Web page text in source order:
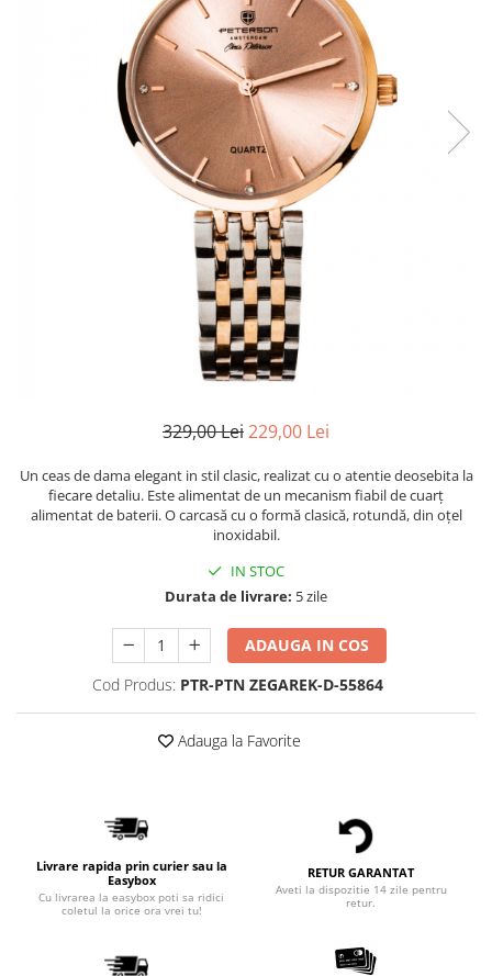
329,00 Lei229,00 Lei
Un ceas de dama elegant in stil clasic, realizat cu o atentie deosebita la
fiecare detaliu. Este alimentat de un mecanism fiabil de cuarț
alimentat de baterii. O carcasă cu o formă clasică, rotundă, din oțel
inoxidabil.
IN STOC
Durata de livrare: 5 zile
ADAUGA IN COS
Cod Produs: PTR-PTN ZEGAREK-D-55864
Adauga la Favorite
Livrare rapida prin curier sau la
Easybox
Cu livrarea la easybox poti sa ridici
coletul la orice ora vrei tu!
RETUR GARANTAT
Aveti la dispozitie 14 zile pentru
retur.